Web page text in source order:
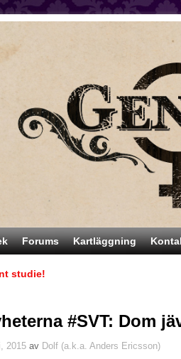
Forums Kartläggning
studie!
#SVT: Dom
2015 av Dolf (a.k.a. Anders Ericsson)